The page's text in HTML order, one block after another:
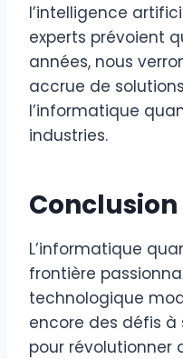
l’intelligence
experts prévoient
années, nous
accrue de
l’informatique
industries.
Conclusion
L’informatique
frontière
technologique
encore des défis à
pour révolutionner